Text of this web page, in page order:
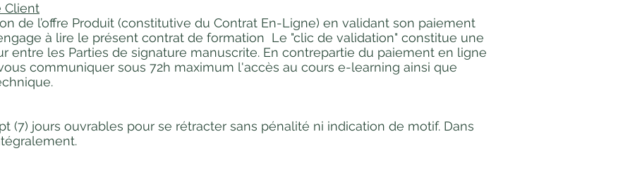
Client
de l’offre Produit (constitutive du Contrat En-Ligne) en validant son paiement
à lire le présent contrat de formation Le "clic de validation" constitue une
entre les Parties de signature manuscrite. En contrepartie du paiement en ligne
communiquer sous 72h maximum l'accès au cours e-learning ainsi que
(7) jours ouvrables pour se rétracter sans pénalité ni indication de motif. Dans